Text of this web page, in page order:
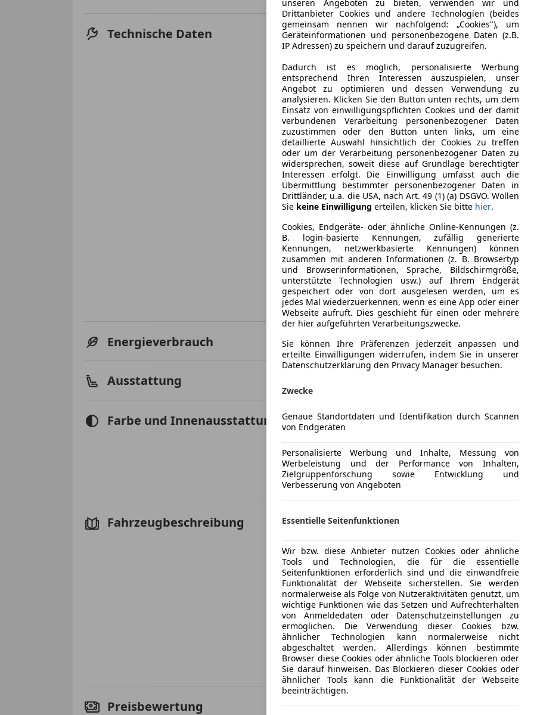
Technische Daten Leistung
320 kW
Getriebe
Hubraum
3 956 cm³
Gänge
8
Energieverbrauch Kraftstoff Diesel
Ausstattung
Elektrische
Head-up
Lichtsensor
Farbe und Innenausstattung Außenfarbe
Grau
Lackierung
Metallic
Innenausstattung
Fahrzeugbeschreibung Österreichisches Fahrzeug, durchgehend gewartet
TOP AUSTATTUNG! 8FACHBEREIFT!
attraktive Sofortfinanzierungen
1/3, od. monatlich ohne Anzahlung)
Eintausch möglich!!
österreichweite Zustellung möglich
Besichtigung auch an Sonn & Feiertagen möglich
(nach telefonischer Vereinbarung)
SOFT CLOSE
HEAD UP
Mehr anzeigen
Preisbewertung
unseren Angeboten zu bieten, verwenden wir und
Drittanbieter Cookies und andere Technologien (beides
gemeinsam nennen wir nachfolgend: „Cookies"), um
Geräteinformationen und personenbezogene Daten (z.B.
IP Adressen) zu speichern und darauf zuzugreifen.
Dadurch ist es möglich, personalisierte Werbung
entsprechend Ihren Interessen auszuspielen, unser
Angebot zu optimieren und dessen Verwendung zu
analysieren. Klicken Sie den Button unten rechts, um dem
Einsatz von einwilligungspflichten Cookies und der damit
verbundenen Verarbeitung personenbezogener Daten
zuzustimmen oder den Button unten links, um eine
detaillierte Auswahl hinsichtlich der Cookies zu treffen
oder um der Verarbeitung personenbezogener Daten zu
widersprechen, soweit diese auf Grundlage berechtigter
Interessen erfolgt. Die Einwilligung umfasst auch die
Übermittlung bestimmter personenbezogener Daten in
Drittländer, u.a. die USA, nach Art. 49 (1) (a) DSGVO. Wollen
Sie keine Einwilligung erteilen, klicken Sie bitte hier.
Cookies, Endgeräte- oder ähnliche Online-Kennungen (z.
B. login-basierte Kennungen, zufällig generierte
Kennungen, netzwerkbasierte Kennungen) können
zusammen mit anderen Informationen (z. B. Browsertyp
und Browserinformationen, Sprache, Bildschirmgröße,
unterstützte Technologien usw.) auf Ihrem Endgerät
gespeichert oder von dort ausgelesen werden, um es
jedes Mal wiederzuerkennen, wenn es eine App oder einer
Webseite aufruft. Dies geschieht für einen oder mehrere
der hier aufgeführten Verarbeitungszwecke.
Sie können Ihre Präferenzen jederzeit anpassen und
erteilte Einwilligungen widerrufen, indem Sie in unserer
Datenschutzerklärung den Privacy Manager besuchen.
Zwecke
Genaue Standortdaten und Identifikation durch Scannen
von Endgeräten
Personalisierte Werbung und Inhalte, Messung von
Werbeleistung und der Performance von Inhalten,
Zielgruppenforschung sowie Entwicklung und
Verbesserung von Angeboten
Essentielle Seitenfunktionen
Wir bzw. diese Anbieter nutzen Cookies oder ähnliche
Tools und Technologien, die für die essentielle
Seitenfunktionen erforderlich sind und die einwandfreie
Funktionalität der Webseite sicherstellen. Sie werden
normalerweise als Folge von Nutzeraktivitäten genutzt, um
wichtige Funktionen wie das Setzen und Aufrechterhalten
von Anmeldedaten oder Datenschutzeinstellungen zu
ermöglichen. Die Verwendung dieser Cookies bzw.
ähnlicher Technologien kann normalerweise nicht
abgeschaltet werden. Allerdings können bestimmte
Browser diese Cookies oder ähnliche Tools blockieren oder
Sie darauf hinweisen. Das Blockieren dieser Cookies oder
ähnlicher Tools kann die Funktionalität der Webseite
beeinträchtigen.